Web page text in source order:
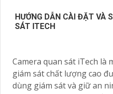
HƯỚNG DẪN CÀI ĐẶT VÀ
SÁT ITECH
Camera quan sát iTech là
giám sát chất lượng cao
dùng giám sát và giữ an